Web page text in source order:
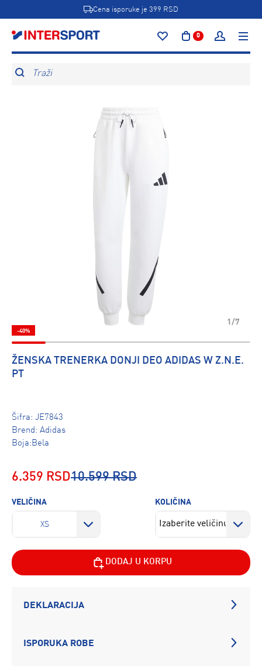
Cena isporuke je 399 RSD
0
Traži
1/7
-40%
ŽENSKA TRENERKA DONJI DEO ADIDAS W Z.N.E.
PT
Šifra: JE7843
Brend: Adidas
Boja:Bela
6.359 RSD10.599 RSD
VELIČINA
XS
KOLIČINA
DODAJ U KORPU
DEKLARACIJA
ISPORUKA ROBE